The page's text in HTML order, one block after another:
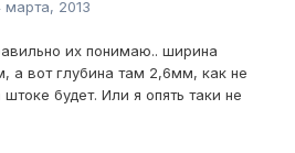
марта, 2013
их понимаю.. ширина
а вот глубина там 2,6мм, как не
будет. Или я опять таки не